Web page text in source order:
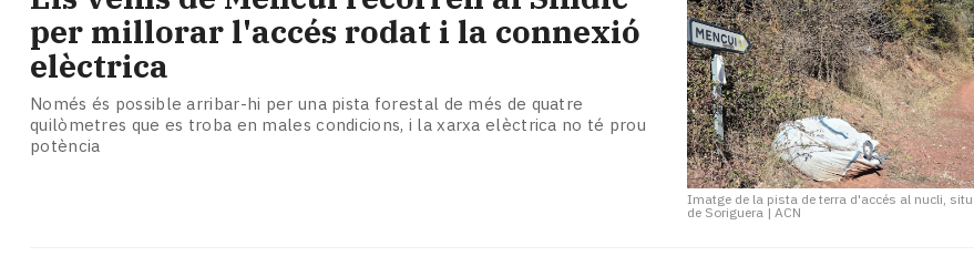
Imatge de la pista de terra d'accés al nucli,
de Soriguera |ACN
per millorar l'accés rodat i la connexió
elèctrica
Només és possible arribar-hi per una pista forestal de més de quatre
quilòmetres que es troba en males condicions, i la xarxa elèctrica no té prou
potència